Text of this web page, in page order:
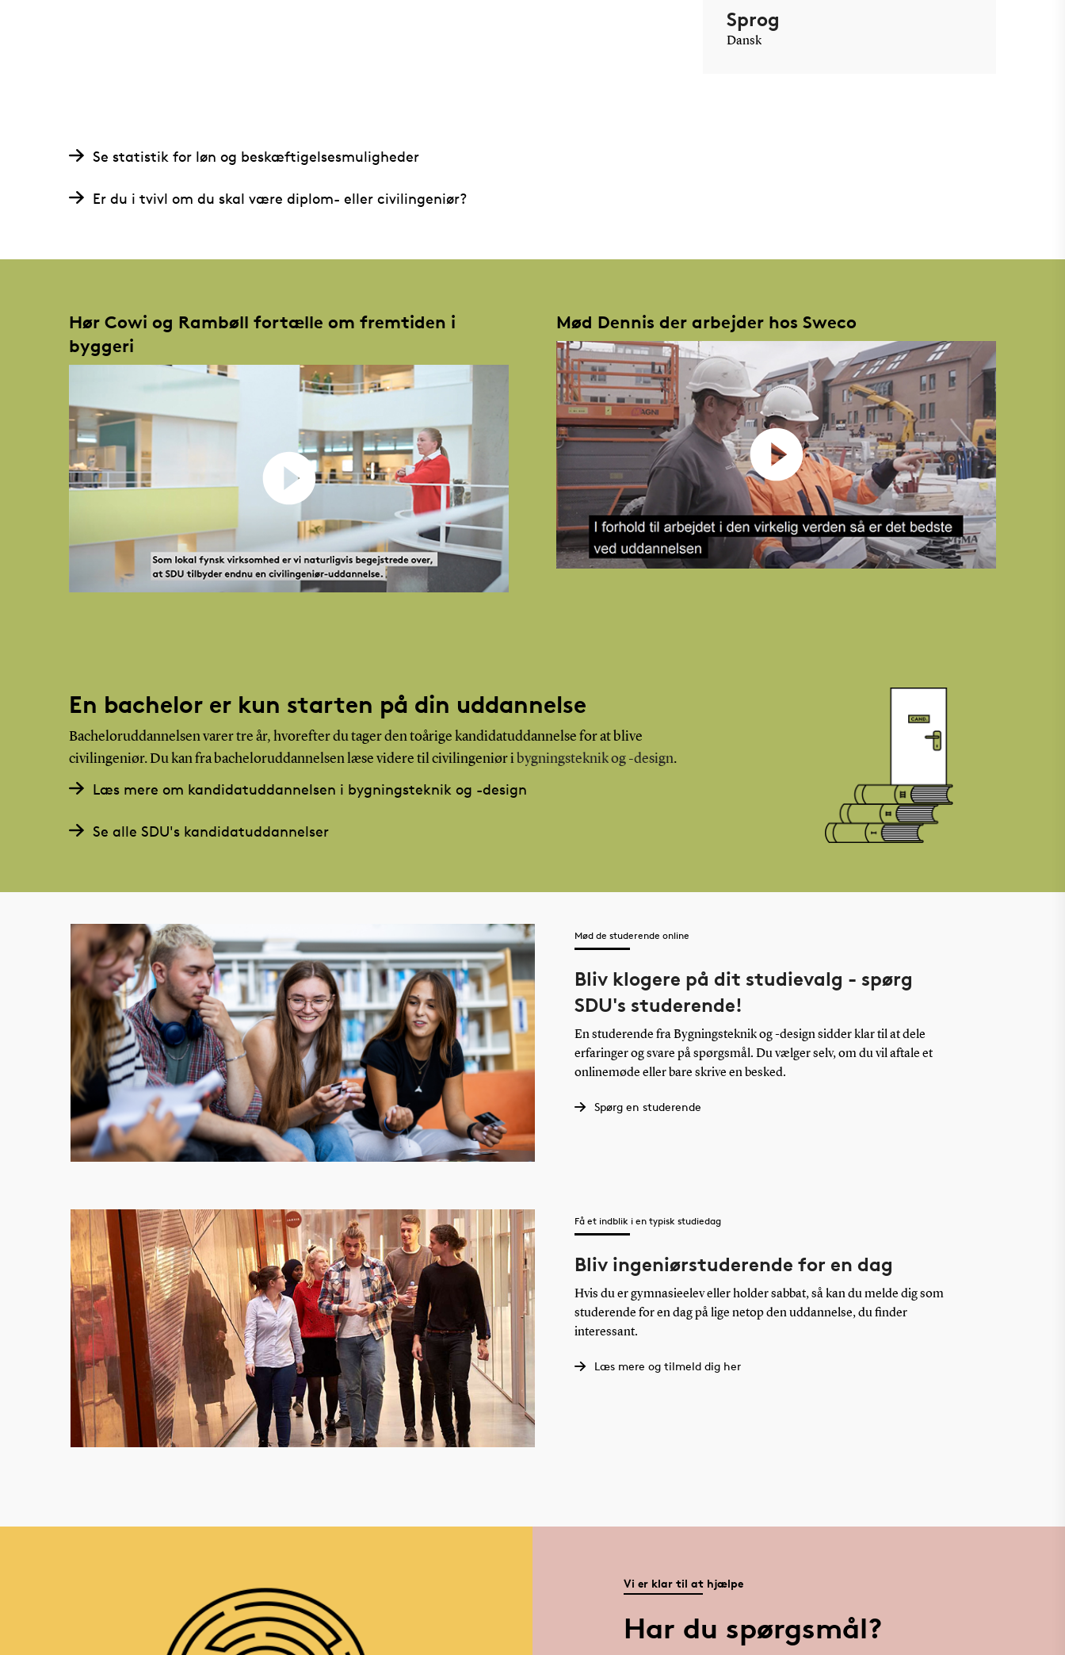
Sprog
Dansk
Se statistik for løn og beskæftigelsesmuligheder
Er du i tvivl om du skal være diplom- eller civilingeniør?
Hør Cowi og Rambøll fortælle om fremtiden i
byggeri
Mød Dennis der arbejder hos Sweco
En bachelor er kun starten på din uddannelse
Bacheloruddannelsen varer tre år, hvorefter du tager den toårige kandidatuddannelse for at blive
civilingeniør. Du kan fra bacheloruddannelsen læse videre til civilingeniør i bygningsteknik og -design.
Læs mere om kandidatuddannelsen i bygningsteknik og -design
Se alle SDU's kandidatuddannelser
Mød de studerende online
Bliv klogere på dit studievalg - spørg
SDU's studerende!
En studerende fra Bygningsteknik og -design sidder klar til at dele
erfaringer og svare på spørgsmål. Du vælger selv, om du vil aftale et
onlinemøde eller bare skrive en besked.
Spørg en studerende
Få et indblik i en typisk studiedag
Bliv ingeniørstuderende for en dag
Hvis du er gymnasieelev eller holder sabbat, så kan du melde dig som
studerende for en dag på lige netop den uddannelse, du finder
interessant.
Læs mere og tilmeld dig her
Vi er klar til at hjælpe
Har du spørgsmål?